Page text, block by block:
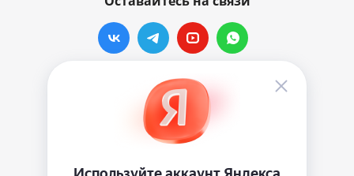
Наши контакты
info@vinylmarkt.ru